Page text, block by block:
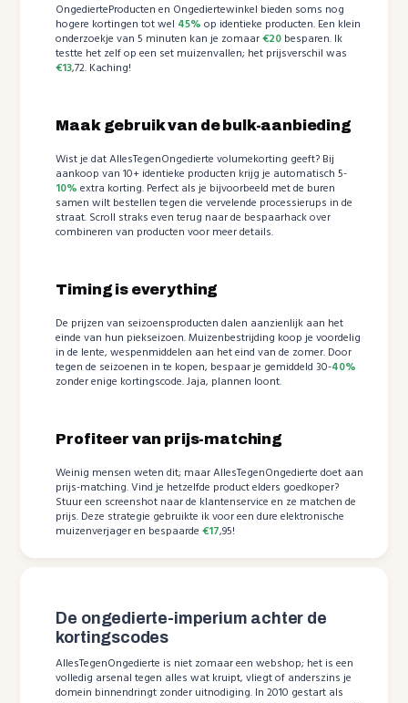
OngedierteProducten en Ongediertewinkel bieden soms nog
hogere kortingen tot wel 45% op identieke producten. Een klein
onderzoekje van 5 minuten kan je zomaar€20 besparen. Ik
testte het zelf op een set muizenvallen; het prijsverschil was
€13,72. Kaching!
Maak gebruik van de bulk-aanbieding
Wist je dat AllesTegenOngedierte volumekorting geeft? Bij
aankoop van 10+ identieke producten krijg je automatisch 5-
10% extra korting. Perfect als je bijvoorbeeld met de buren
samen wilt bestellen tegen die vervelende processierups in de
straat. Scroll straks even terug naar de bespaarhack over
combineren van producten voor meer details.
Timing is everything
De prijzen van seizoensproducten dalen aanzienlijk aan het
einde van hun piekseizoen. Muizenbestrijding koop je voordelig
in de lente, wespenmiddelen aan het eind van de zomer. Door
tegen de seizoenen in te kopen, bespaar je gemiddeld 30-40%
zonder enige kortingscode. Jaja, plannen loont.
Profiteer van prijs-matching
Weinig mensen weten dit; maar AllesTegenOngedierte doet aan
prijs-matching. Vind je hetzelfde product elders goedkoper?
Stuur een screenshot naar de klantenservice en ze matchen de
prijs. Deze strategie gebruikte ik voor een dure elektronische
muizenverjager en bespaarde€17,95!
De ongedierte-imperium achter de
kortingscodes
AllesTegenOngedierte is niet zomaar een webshop; het is een
volledig arsenal tegen alles wat kruipt, vliegt of anderszins je
domein binnendringt zonder uitnodiging. In 2010 gestart als